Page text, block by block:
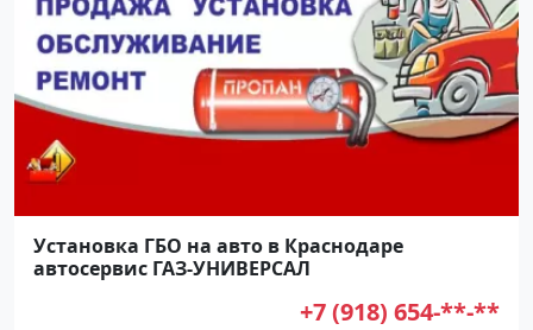
Установка ГБО на авто в Краснодаре
автосервис ГАЗ-УНИВЕРСАЛ
+7 (918) 654-**-**